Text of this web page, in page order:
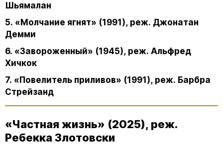
Шьямалан
5. «Молчание ягнят» (1991), реж. Джонатан
Демми
6. «Завороженный» (1945), реж. Альфред
Хичкок
7. «Повелитель приливов» (1991), реж. Барбра
Стрейзанд
«Частная жизнь» (2025), реж.
Ребекка Злотовски